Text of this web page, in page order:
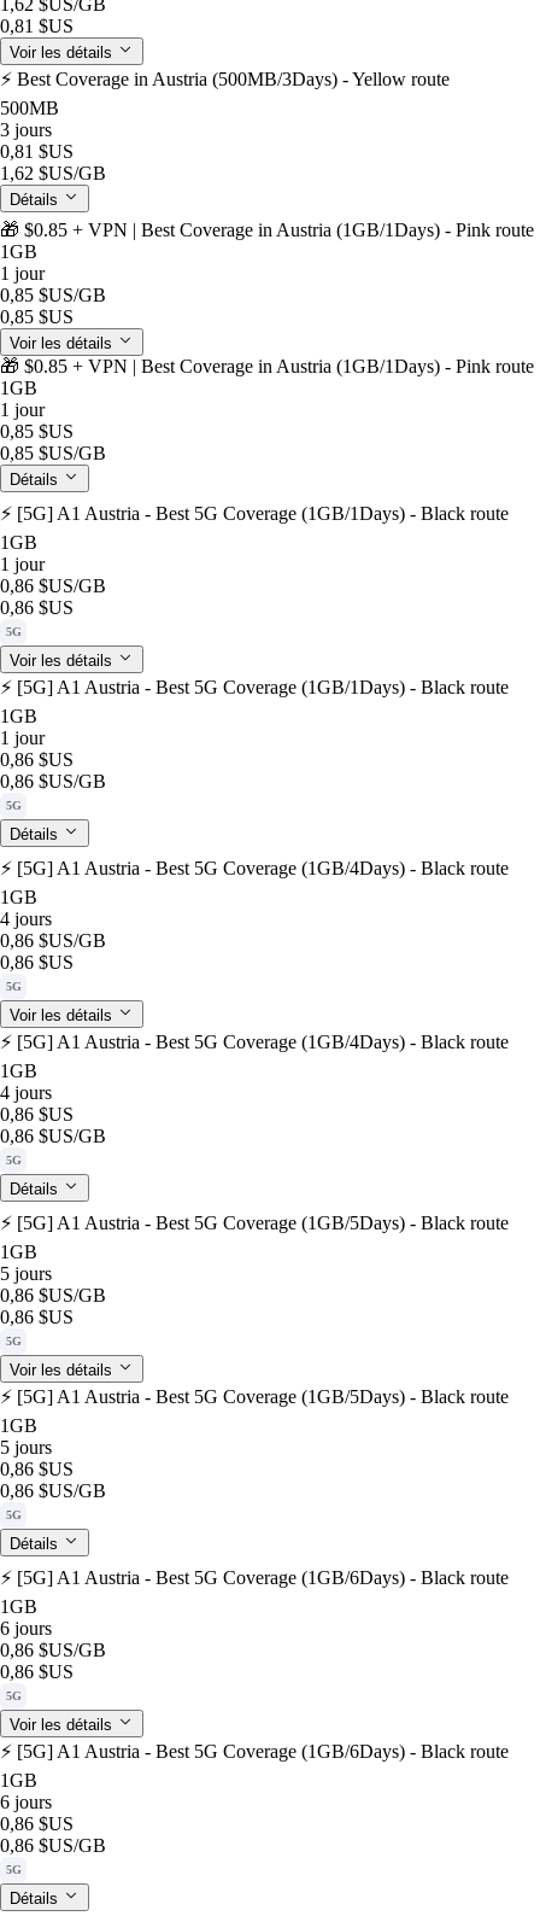
0,81 $US
Voir les détails
⚡️ Best Coverage in Austria (500MB/3Days) - Yellow route
500MB
3 jours
0,81 $US
1,62 $US/GB
Détails
🎁 $0.85 + VPN | Best Coverage in Austria (1GB/1Days) - Pink route
1GB
1 jour
0,85 $US/GB
0,85 $US
Voir les détails
🎁 $0.85 + VPN | Best Coverage in Austria (1GB/1Days) - Pink route
1GB
1 jour
0,85 $US
0,85 $US/GB
Détails
⚡️ [5G] A1 Austria - Best 5G Coverage (1GB/1Days) - Black route
1GB
1 jour
0,86 $US/GB
0,86 $US
5G
Voir les détails
⚡️ [5G] A1 Austria - Best 5G Coverage (1GB/1Days) - Black route
1GB
1 jour
0,86 $US
0,86 $US/GB
5G
Détails
⚡️ [5G] A1 Austria - Best 5G Coverage (1GB/4Days) - Black route
1GB
4 jours
0,86 $US/GB
0,86 $US
5G
Voir les détails
⚡️ [5G] A1 Austria - Best 5G Coverage (1GB/4Days) - Black route
1GB
4 jours
0,86 $US
0,86 $US/GB
5G
Détails
⚡️ [5G] A1 Austria - Best 5G Coverage (1GB/5Days) - Black route
1GB
5 jours
0,86 $US/GB
0,86 $US
5G
Voir les détails
⚡️ [5G] A1 Austria - Best 5G Coverage (1GB/5Days) - Black route
1GB
5 jours
0,86 $US
0,86 $US/GB
5G
Détails
⚡️ [5G] A1 Austria - Best 5G Coverage (1GB/6Days) - Black route
1GB
6 jours
0,86 $US/GB
0,86 $US
5G
Voir les détails
⚡️ [5G] A1 Austria - Best 5G Coverage (1GB/6Days) - Black route
1GB
6 jours
0,86 $US
0,86 $US/GB
5G
Détails